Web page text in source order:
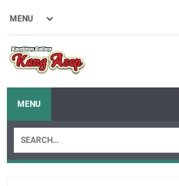
MENU